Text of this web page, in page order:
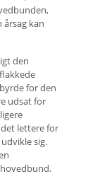
årsag kan
den
for den
udsat for
lettere for
sig.